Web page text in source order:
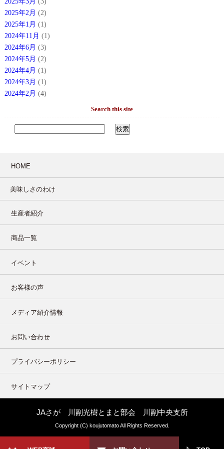
2025年2月 (2)
2025年1月 (1)
2024年11月 (1)
2024年6月 (3)
2024年5月 (2)
2024年4月 (1)
2024年3月 (1)
2024年2月 (4)
Search this site
HOME
美味しさのわけ
生産者紹介
商品一覧
イベント
お客様の声
メディア紹介情報
お問い合わせ
プライバシーポリシー
サイトマップ
JAさが 川副光樹とまと部会 川副中央支所
Copyright (C) koujutomato All Rights Reserved.